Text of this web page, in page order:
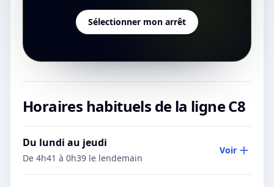
Sélectionner mon arrêt
Horaires habituels de la ligneC8
Du lundi au jeudi
De 4h41 à 0h39 le lendemain
Voir